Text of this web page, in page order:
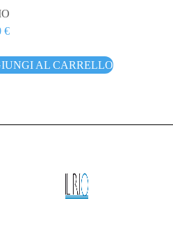
€
AL CARRELLO